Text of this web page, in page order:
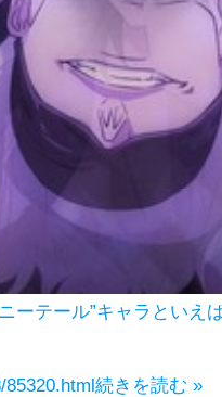
ーテール”キャラといえ
続きを読む »